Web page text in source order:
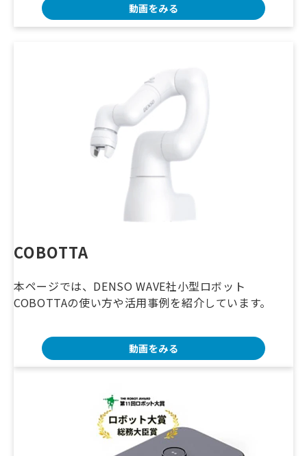
動画をみる
COBOTTA
本ページでは、DENSO WAVE社小型ロボット
COBOTTAの使い方や活用事例を紹介しています。
動画をみる